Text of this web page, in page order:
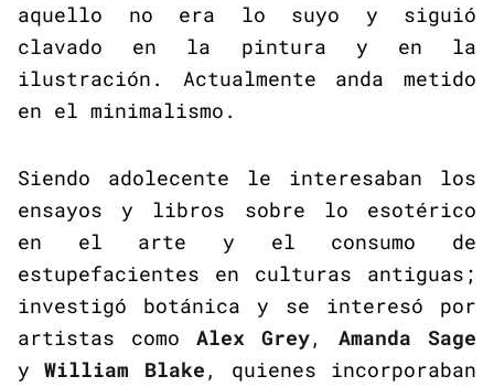
aquello no era lo suyo y siguió
clavado en la pintura y en la
ilustración. Actualmente anda metido
en el minimalismo.
Siendo adolecente le interesaban los
ensayos y libros sobre lo esotérico
en el arte y el consumo de
estupefacientes en culturas antiguas;
investigó botánica y se interesó por
artistas como Alex Grey, Amanda Sage
yWilliam Blake, quienes incorporaban